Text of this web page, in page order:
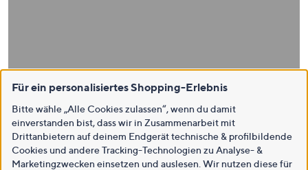
Für ein personalisiertes Shopping-Erlebnis
Bitte wähle „Alle Cookies zulassen“, wenn du damit
einverstanden bist, dass wir in Zusammenarbeit mit
Drittanbietern auf deinem Endgerät technische & profilbildende
Cookies und andere Tracking-Technologien zu Analyse- &
Marketingzwecken einsetzen und auslesen. Wir nutzen diese für